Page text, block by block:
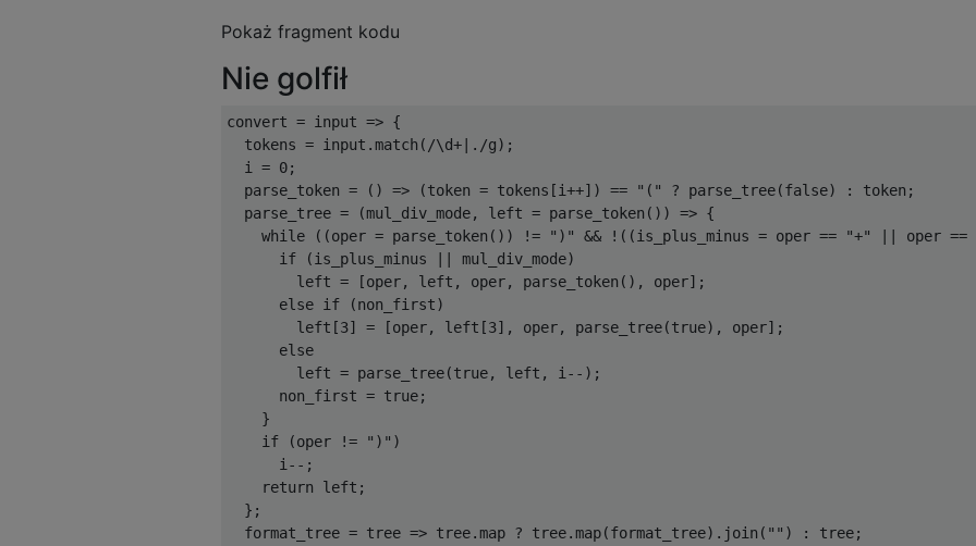
Pokaż fragment kodu
Nie golfił
convert = input => {
  tokens
= input .match ( /\d+|./g);
  i
= 0;
  parse_token
= () => (token = tokens [i++]) == "(" ? parse_tree(false) : token ;
  parse_tree
= (mul_div_mode, left = parse_token ()) => {
while
((oper = parse_token ()) != ")" && !((is_plus_minus = oper == "+" oper ==
if
(is_plus_minus mul_div_mode)
        left
= [oper, left , oper, parse_token (), oper];
else if (non_first)
        left
[3] = [oper, left [3], oper, parse_tree(true), oper];
else
        left
= parse_tree(true, left , i --);
      non_first
= true;
}
if
(oper != ")" )
      i
--;
return left ;
};
  format_tree
= tree => tree.map ? tree.map(format_tree). join ( "" ) : tree;